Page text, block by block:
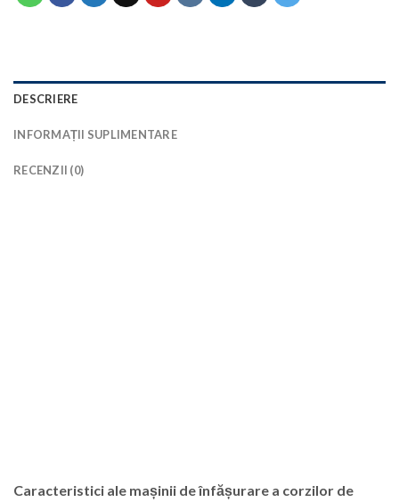
DESCRIERE
INFORMAȚII SUPLIMENTARE
RECENZII (0)
Caracteristici ale mașinii de înfășurare a corzilor de